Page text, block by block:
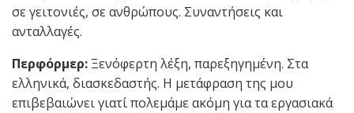
σε γειτονιές, σε ανθρώπους. Συναντήσεις και
ανταλλαγές.
Περφόρμερ: Ξενόφερτη λέξη, παρεξηγημένη. Στα
ελληνικά, διασκεδαστής. Η μετάφραση της μου
επιβεβαιώνει γιατί πολεμάμε ακόμη για τα εργασιακά